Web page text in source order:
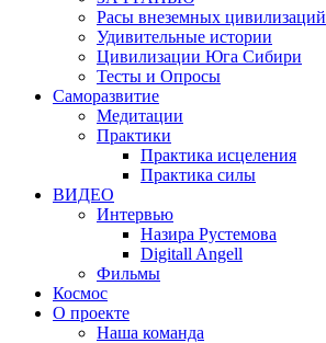
Расы внеземных цивилизаций
Удивительные истории
Цивилизации Юга Сибири
Тесты и Опросы
Саморазвитие
Медитации
Практики
Практика исцеления
Практика силы
ВИДЕО
Интервью
Назира Рустемова
Digitall Angell
Фильмы
Космос
О проекте
Наша команда